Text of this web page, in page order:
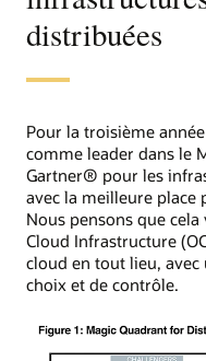
distribuées
Pour la troisième
comme leader dans le
Gartner® pour les
avec la meilleure place
Nous pensons que
Cloud Infrastructure
cloud en tout lieu,
choix et de contrôle.